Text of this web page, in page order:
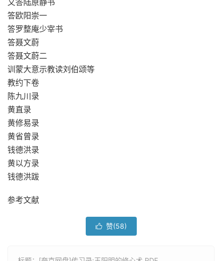
又答陆原静书
答欧阳崇一
答罗整庵少宰书
答聂文蔚
答聂文蔚二
训蒙大意示教读刘伯颂等
教约下卷
陈九川录
黄直录
黄修易录
黄省曾录
钱德洪录
黄以方录
钱德洪跋
参考文献
 赞(58)